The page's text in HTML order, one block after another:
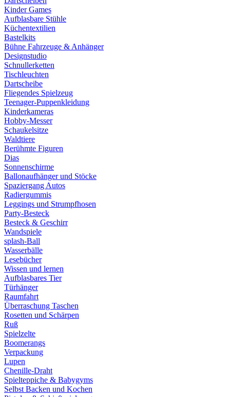
Kinder Games
Aufblasbare Stühle
Küchentextilien
Bastelkits
Bühne Fahrzeuge & Anhänger
Designstudio
Schnullerketten
Tischleuchten
Dartscheibe
Fliegendes Spielzeug
Teenager-Puppenkleidung
Kinderkameras
Hobby-Messer
Schaukelsitze
Waldtiere
Berühmte Figuren
Dias
Sonnenschirme
Ballonaufhänger und Stöcke
Spaziergang Autos
Radiergummis
Leggings und Strumpfhosen
Party-Besteck
Besteck & Geschirr
Wandspiele
splash-Ball
Wasserbälle
Lesebücher
Wissen und lernen
Aufblasbares Tier
Türhänger
Raumfahrt
Überraschung Taschen
Rosetten und Schärpen
Ruß
Spielzelte
Boomerangs
Verpackung
Lupen
Chenille-Draht
Spielteppiche & Babygyms
Selbst Backen und Kochen